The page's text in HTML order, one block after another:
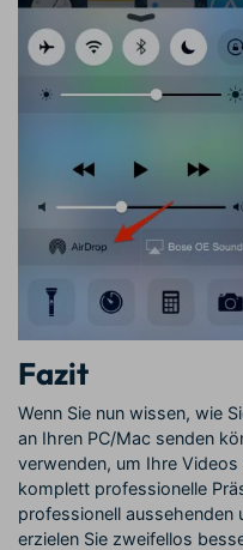
Fazit
Wenn Sie nun wissen, wie
an Ihren PC/Mac senden
verwenden, um Ihre
komplett professionelle
professionell aussehenden
erzielen Sie zweifellos